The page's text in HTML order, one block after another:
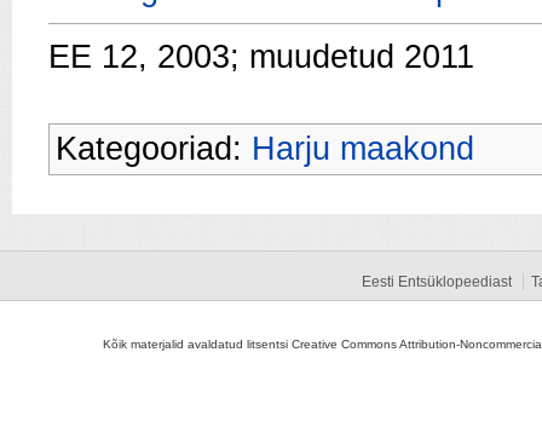
EE 12, 2003; muudetud 2011
Kategooriad: Harju maakond
Eesti Entsüklopeediast
Kõik materjalid avaldatud litsentsi Creative Commons Attribution-